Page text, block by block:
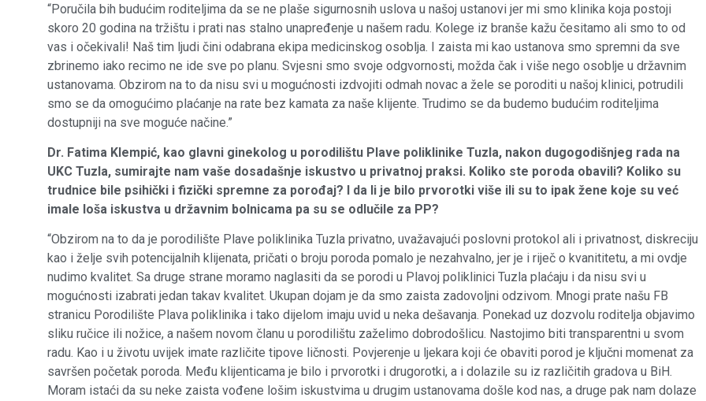
“Poručila bih budućim roditeljima da se ne plaše sigurnosnih uslova u našoj ustanovi jer mi smo klinika koja postoji
skoro 20 godina na tržištu i prati nas stalno unapređenje u našem radu. Kolege iz branše kažu česitamo ali smo to od
vas i očekivali! Naš tim ljudi čini odabrana ekipa medicinskog osoblja. I zaista mi kao ustanova smo spremni da sve
zbrinemo iako recimo ne ide sve po planu. Svjesni smo svoje odgvornosti, možda čak i više nego osoblje u državnim
ustanovama. Obzirom na to da nisu svi u mogućnosti izdvojiti odmah novac a žele se poroditi u našoj klinici, potrudili
smo se da omogućimo plaćanje na rate bez kamata za naše klijente. Trudimo se da budemo budućim roditeljima
dostupniji na sve moguće načine.”
Dr. Fatima Klempić, kao glavni ginekolog u porodilištu Plave poliklinike Tuzla, nakon dugogodišnjeg rada na
UKC Tuzla, sumirajte nam vaše dosadašnje iskustvo u privatnoj praksi. Koliko ste poroda obavili? Koliko su
trudnice bile psihički i fizički spremne za porođaj? I da li je bilo prvorotki više ili su to ipak žene koje su već
imale loša iskustva u državnim bolnicama pa su se odlučile za PP?
“Obzirom na to da je porodilište Plave poliklinika Tuzla privatno, uvažavajući poslovni protokol ali i privatnost, diskreciju
kao i želje svih potencijalnih klijenata, pričati o broju poroda pomalo je nezahvalno, jer je i riječ o kvanititetu, a mi ovdje
nudimo kvalitet. Sa druge strane moramo naglasiti da se porodi u Plavoj poliklinici Tuzla plaćaju i da nisu svi u
mogućnosti izabrati jedan takav kvalitet. Ukupan dojam je da smo zaista zadovoljni odzivom. Mnogi prate našu FB
stranicu Porodilište Plava poliklinika i tako dijelom imaju uvid u neka dešavanja. Ponekad uz dozvolu roditelja objavimo
sliku ručice ili nožice, a našem novom članu u porodilištu zaželimo dobrodošlicu. Nastojimo biti transparentni u svom
radu. Kao i u životu uvijek imate različite tipove ličnosti. Povjerenje u ljekara koji će obaviti porod je ključni momenat za
savršen početak poroda. Među klijenticama je bilo i prvorotki i drugorotki, a i dolazile su iz različitih gradova u BiH.
Moram istaći da su neke zaista vođene lošim iskustvima u drugim ustanovama došle kod nas, a druge pak nam dolaze